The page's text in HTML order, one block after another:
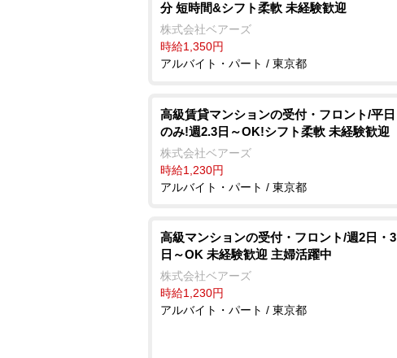
分 短時間&シフト柔軟 未経験歓迎
株式会社ベアーズ
時給1,350円
アルバイト・パート / 東京都
高級賃貸マンションの受付・フロント/平日
のみ!週2.3日～OK!シフト柔軟 未経験歓迎
株式会社ベアーズ
時給1,230円
アルバイト・パート / 東京都
高級マンションの受付・フロント/週2日・3
日～OK 未経験歓迎 主婦活躍中
株式会社ベアーズ
時給1,230円
アルバイト・パート / 東京都